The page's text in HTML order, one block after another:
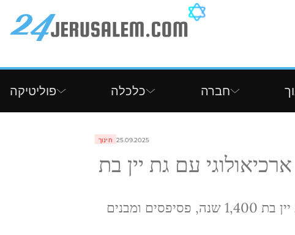
פוליטיקה כלכלה חברה
חינוך 25.09.2025
עם גת יין בת
פארק ארכיאולוגי נפתח במושב זרחיה: גת יין בת 1,400 שנה, פסיפסים ומבנים